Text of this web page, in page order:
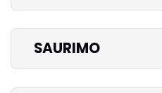
SAURIMO